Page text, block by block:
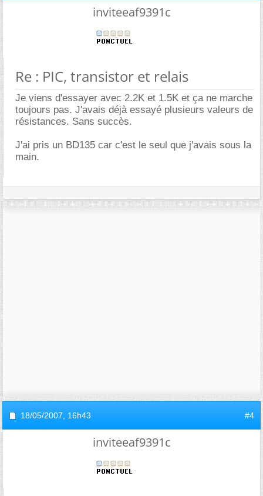
inviteeaf9391c
Re : PIC, transistor et relais
Je viens d'essayer avec 2.2K et 1.5K et ça ne marche
toujours pas. J'avais déjà essayé plusieurs valeurs de
résistances. Sans succès.
J'ai pris un BD135 car c'est le seul que j'avais sous la
main.
18/05/2007, 16h43 #4
inviteeaf9391c